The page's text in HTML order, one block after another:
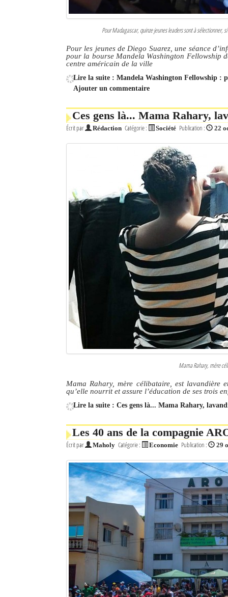
Pour Madagascar, quinze jeunes leaders sont à sélectionner,
Pour les jeunes de Diego Suarez, une séance
pour la bourse Mandela Washington Fellowship
centre américain de la ville
Lire la suite : Mandela Washington Fellowship :
Ajouter un commentaire
Ces gens là... Mama Rahary,
Écrit par Rédaction Catégorie : Société Publication : 22
Mama Rahary, mère
Mama Rahary, mère célibataire, est lavandière
qu’elle nourrit et assure l’éducation de ses trois
Lire la suite : Ces gens là... Mama Rahary,
Les 40 ans de la compagnie
Écrit par Maholy Catégorie : Economie Publication : 29